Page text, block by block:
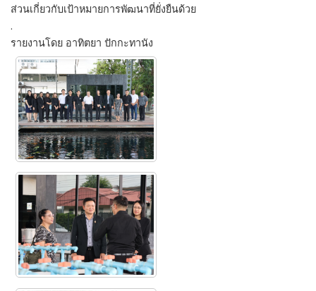
ส่วนเกี่ยวกับเป้าหมายการพัฒนาที่ยั่งยืนด้วย
.
รายงานโดย อาทิตยา ปักกะทานัง